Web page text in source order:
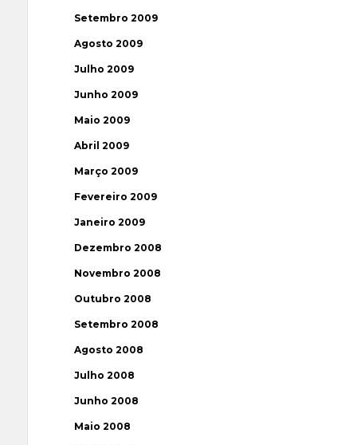
Setembro 2009
Agosto 2009
Julho 2009
Junho 2009
Maio 2009
Abril 2009
Março 2009
Fevereiro 2009
Janeiro 2009
Dezembro 2008
Novembro 2008
Outubro 2008
Setembro 2008
Agosto 2008
Julho 2008
Junho 2008
Maio 2008